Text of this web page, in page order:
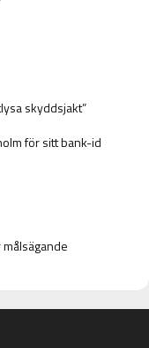
skyddsjakt”
för sitt bank-id